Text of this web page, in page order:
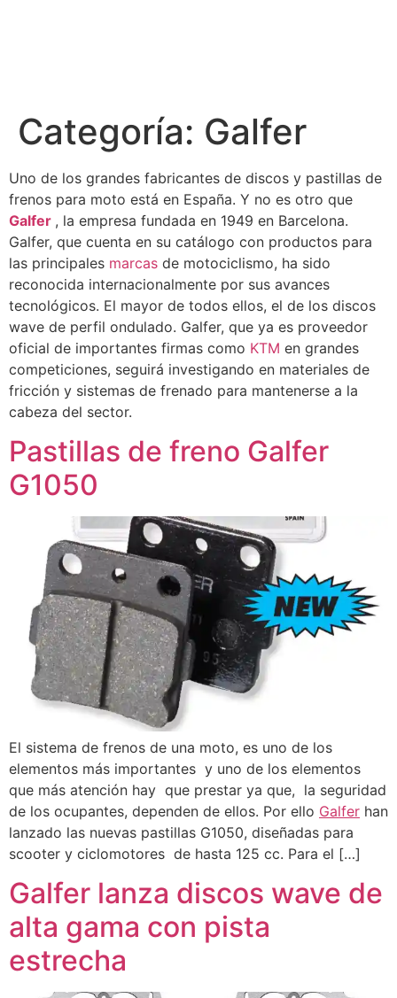
Categoría: Galfer
Uno de los grandes fabricantes de discos y pastillas de
frenos para moto está en España. Y no es otro que
Galfer , la empresa fundada en 1949 en Barcelona.
Galfer, que cuenta en su catálogo con productos para
las principales marcas de motociclismo, ha sido
reconocida internacionalmente por sus avances
tecnológicos. El mayor de todos ellos, el de los discos
wave de perfil ondulado. Galfer, que ya es proveedor
oficial de importantes firmas como KTM en grandes
competiciones, seguirá investigando en materiales de
fricción y sistemas de frenado para mantenerse a la
cabeza del sector.
Pastillas de freno Galfer
G1050
El sistema de frenos de una moto, es uno de los
elementos más importantes y uno de los elementos
que más atención hay que prestar ya que, la seguridad
de los ocupantes, dependen de ellos. Por ello Galfer han
lanzado las nuevas pastillas G1050, diseñadas para
scooter y ciclomotores de hasta 125 cc. Para el […]
Galfer lanza discos wave de
alta gama con pista
estrecha